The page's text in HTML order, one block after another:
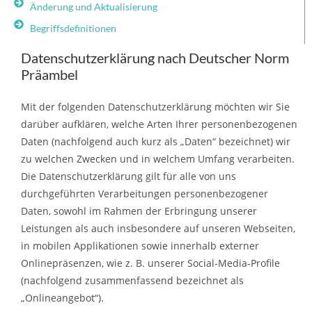
Änderung und Aktualisierung
Begriffsdefinitionen
Datenschutzerklärung nach Deutscher Norm
Präambel
Mit der folgenden Datenschutzerklärung möchten wir Sie
darüber aufklären, welche Arten Ihrer personenbezogenen
Daten (nachfolgend auch kurz als „Daten“ bezeichnet) wir
zu welchen Zwecken und in welchem Umfang verarbeiten.
Die Datenschutzerklärung gilt für alle von uns
durchgeführten Verarbeitungen personenbezogener
Daten, sowohl im Rahmen der Erbringung unserer
Leistungen als auch insbesondere auf unseren Webseiten,
in mobilen Applikationen sowie innerhalb externer
Onlinepräsenzen, wie z. B. unserer Social-Media-Profile
(nachfolgend zusammenfassend bezeichnet als
„Onlineangebot“).